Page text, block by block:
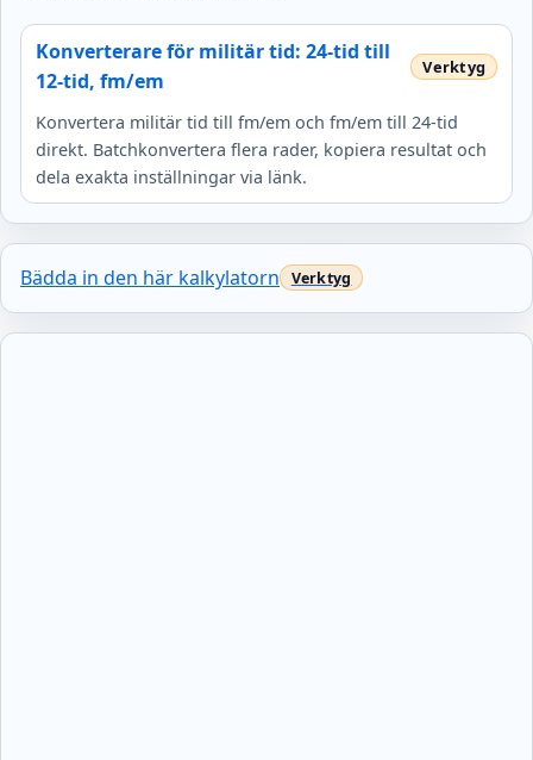
Konverterare för militär tid: 24-tid till
12-tid, fm/em
Konvertera militär tid till fm/em och fm/em till 24-tid
direkt. Batchkonvertera flera rader, kopiera resultat och
dela exakta inställningar via länk.
Bädda in den här kalkylatorn